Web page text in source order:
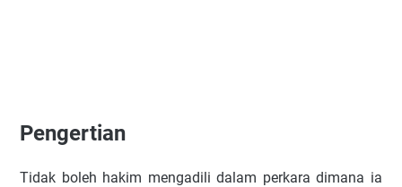
Pengertian
Tidak boleh hakim mengadili dalam perkara dimana ia